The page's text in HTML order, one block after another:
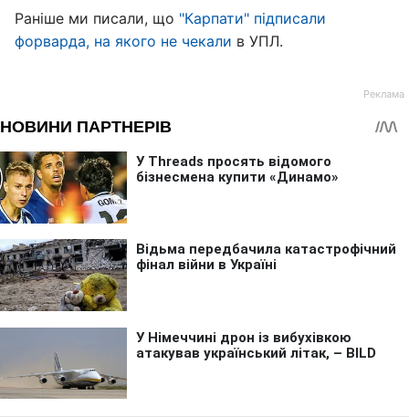
Раніше ми писали, що "Карпати" підписали
форварда, на якого не чекали в УПЛ.